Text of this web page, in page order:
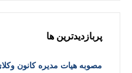
پربازدیدترین ها
مصوبه هیات مدیره کانون